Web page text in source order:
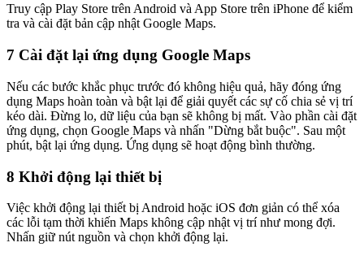
Truy cập Play Store trên Android và App Store trên iPhone để kiểm
tra và cài đặt bản cập nhật Google Maps.
7 Cài đặt lại ứng dụng Google Maps
Nếu các bước khắc phục trước đó không hiệu quả, hãy đóng ứng
dụng Maps hoàn toàn và bật lại để giải quyết các sự cố chia sẻ vị trí
kéo dài. Đừng lo, dữ liệu của bạn sẽ không bị mất. Vào phần cài đặt
ứng dụng, chọn Google Maps và nhấn "Dừng bắt buộc". Sau một
phút, bật lại ứng dụng. Ứng dụng sẽ hoạt động bình thường.
8 Khởi động lại thiết bị
Việc khởi động lại thiết bị Android hoặc iOS đơn giản có thể xóa
các lỗi tạm thời khiến Maps không cập nhật vị trí như mong đợi.
Nhấn giữ nút nguồn và chọn khởi động lại.